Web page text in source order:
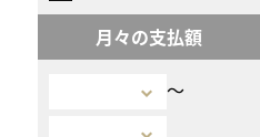
月々の支払額
〜